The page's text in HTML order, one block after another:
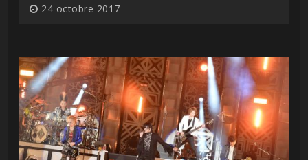
24 octobre 2017